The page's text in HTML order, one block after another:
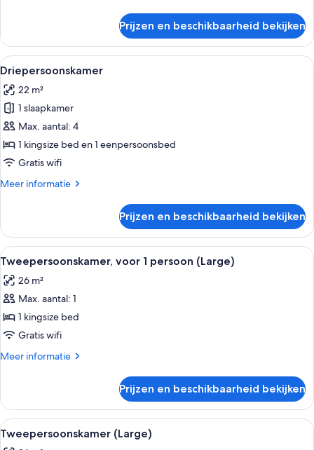
kamer,
eenpersoonsbedden
Prijzen en beschikbaarheid bekijken
Alle
foto's
voor
Driepersoonskamer
laden
Een minibar, een kluis op de kamer,
4
Driepersoonskamer
22 m²
1 slaapkamer
Max. aantal: 4
1 kingsize bed en 1 eenpersoonsbed
Gratis wifi
Meer informatie
Meer
Prijzen en beschikbaarheid bekijken
Alle
foto's
voor
Tweepersoonskamer,
voor
1
persoon
Een moderne hotelkamer met een
4
Tweepersoonskamer, voor 1 persoon (Large)
26 m²
Max. aantal: 1
1 kingsize bed
Gratis wifi
Meer informatie
Meer
voor
persoon
Prijzen en beschikbaarheid bekijken
Alle
foto's
Een moderne hotelkamer met een
4
Tweepersoonskamer (Large)